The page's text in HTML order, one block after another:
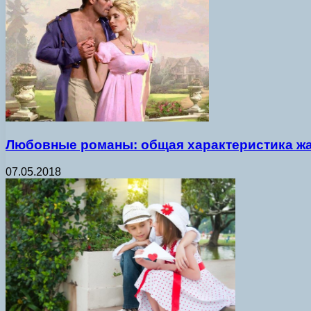
Любовные романы: общая характеристика
07.05.2018